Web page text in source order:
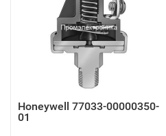
Honeywell 77033-00000350-
01